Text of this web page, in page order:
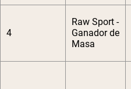
4
Raw Sport -
Ganador de
Masa